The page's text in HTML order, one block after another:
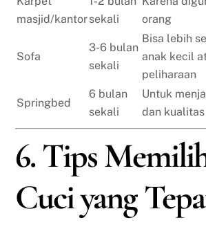
masjid/kantorsekali
orang
Sofa
3-6 bulan
sekali
Bisa lebih
anak kecil
peliharaan
Springbed
6 bulan
sekali
Untuk
dan
6. Tips
Cuci yang